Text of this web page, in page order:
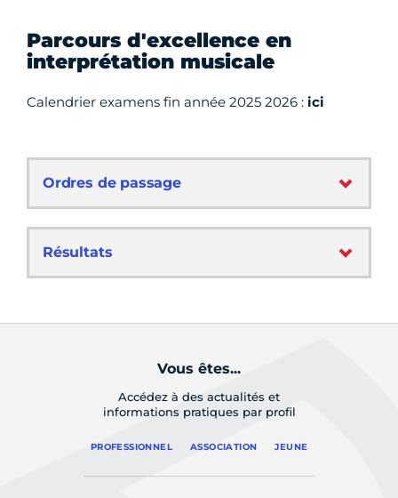
Parcours d'excellence en
interprétation musicale
Calendrier examens fin année 2025 2026 : ici
Ordres de passage
Résultats
Vous êtes...
Accédez à des actualités et
informations pratiques par profil
PROFESSIONNEL ASSOCIATION JEUNE